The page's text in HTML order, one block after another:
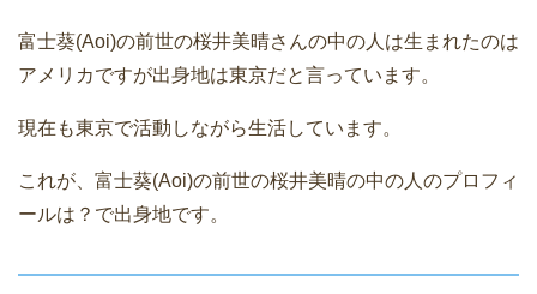
富士葵(Aoi)の前世の桜井美晴さんの中の人は生まれたのは
アメリカですが出身地は東京だと言っています。
現在も東京で活動しながら生活しています。
これが、富士葵(Aoi)の前世の桜井美晴の中の人のプロフィ
ールは？で出身地です。